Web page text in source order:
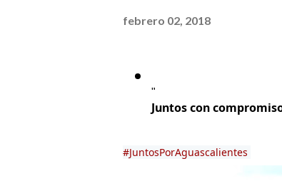
febrero 02, 2018
"
Juntos con
#JuntosPorAguascalientes